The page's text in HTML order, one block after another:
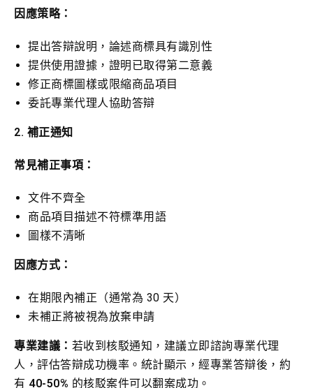
因應策略：
提出答辯說明，論述商標具有識別性
提供使用證據，證明已取得第二意義
修正商標圖樣或限縮商品項目
委託專業代理人協助答辯
2. 補正通知
常見補正事項：
文件不齊全
商品項目描述不符標準用語
圖樣不清晰
因應方式：
在期限內補正（通常為 30 天）
未補正將被視為放棄申請
專業建議： 若收到核駁通知，建議立即諮詢專業代理
人，評估答辯成功機率。統計顯示，經專業答辯後，約
有 40-50% 的核駁案件可以翻案成功。